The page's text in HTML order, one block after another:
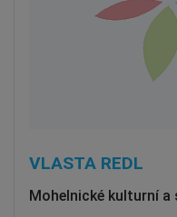
VLASTA REDL
Mohelnické kulturní